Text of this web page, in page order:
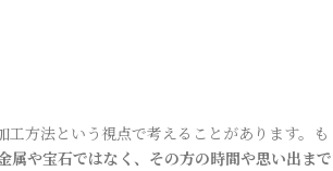
方法という視点で考えることがあります。も
属や宝石ではなく、その方の時間や思い出まで